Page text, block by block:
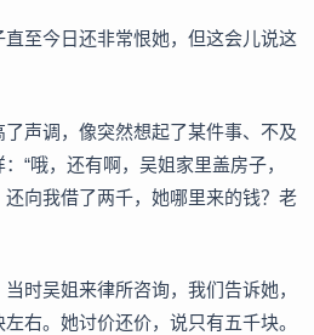
至今日还非常恨她，但这会儿说这
声调，像突然想起了某件事、不及
“哦，还有啊，吴姐家里盖房子，
向我借了两千，她哪里来的钱？老
时吴姐来律所咨询，我们告诉她，
右。她讨价还价，说只有五千块。